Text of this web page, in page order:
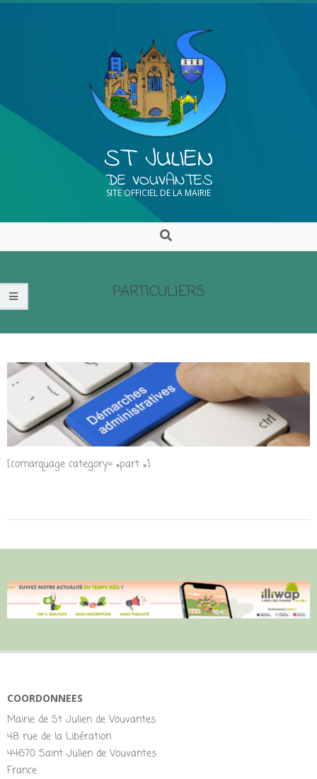
ST JULIEN
DE VOUVANTES
SITE OFFICIEL DE LA MAIRIE
PARTICULIERS
[comarquage category= »part »]
COORDONNEES
Mairie de St Julien de Vouvantes
48 rue de la Libération
44670 Saint Julien de Vouvantes
France